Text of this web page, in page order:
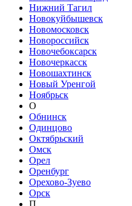
Нижний Тагил
Новокуйбышевск
Новомосковск
Новороссийск
Новочебоксарск
Новочеркасск
Новошахтинск
Новый Уренгой
Ноябрьск
О
Обнинск
Одинцово
Октябрьский
Омск
Орел
Оренбург
Орехово-Зуево
Орск
П